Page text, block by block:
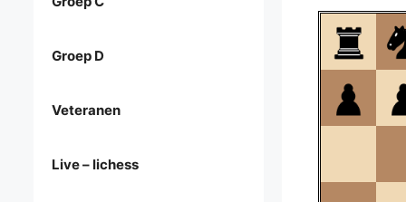
Groep D
Veteranen
Live – lichess